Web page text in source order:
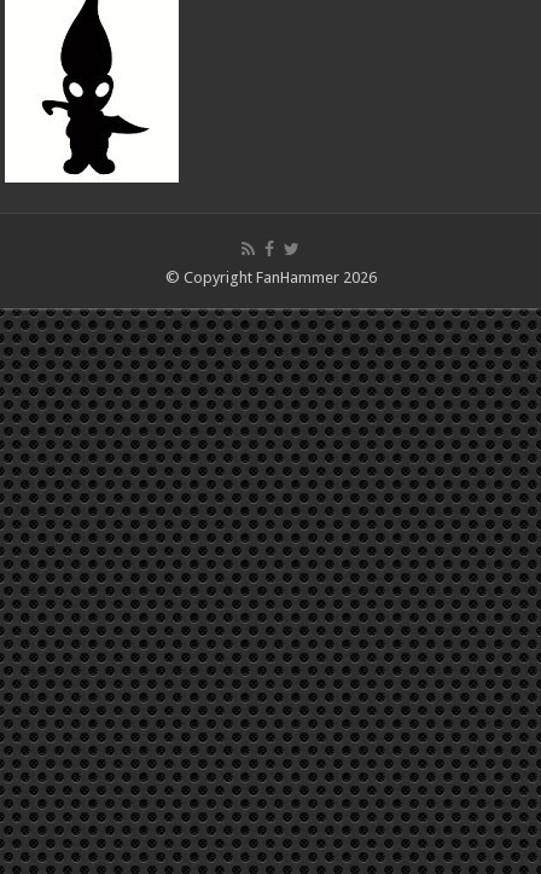
© Copyright FanHammer 2026